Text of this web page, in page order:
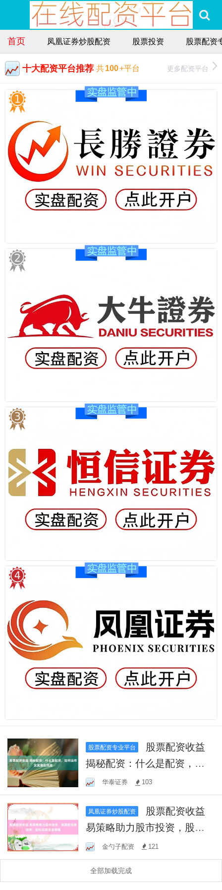
首页 凤凰证券炒股配资 股票投资 股票配资
十大配资平台推荐 共100+平台 更多配资平台
股票配资专业平台
揭秘配资：什么是配资，如
何运作及其潜在风险
华泰证券 103
凤凰证券炒股配资
易策略助力股市投资，股票
配资新选择，轻松实现资金
增值
金勺子配资 121
全部加载完成